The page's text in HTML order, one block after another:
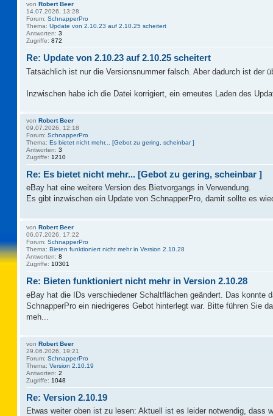
von Robert Beer
14.07.2026, 13:28
Forum: SchnapperPro
Thema: Update von 2.10.23 auf 2.10.25 scheitert
Antworten: 3
Zugriffe: 872
Re: Update von 2.10.23 auf 2.10.25 scheitert
Tatsächlich ist nur die Versionsnummer falsch. Aber dadurch ist der
Inzwischen habe ich die Datei korrigiert, ein erneutes Laden des
von Robert Beer
09.07.2026, 12:18
Forum: SchnapperPro
Thema: Es bietet nicht mehr... [Gebot zu gering, scheinbar ]
Antworten: 3
Zugriffe: 1210
Re: Es bietet nicht mehr... [Gebot zu gering, scheinbar ]
eBay hat eine weitere Version des Bietvorgangs in Verwendung.
Es gibt inzwischen ein Update von SchnapperPro, damit sollte es
von Robert Beer
06.07.2026, 17:22
Forum: SchnapperPro
Thema: Bieten funktioniert nicht mehr in Version 2.10.28
Antworten: 8
Zugriffe: 10301
Re: Bieten funktioniert nicht mehr in Version 2.10.28
eBay hat die IDs verschiedener Schaltflächen geändert. Das konnte
SchnapperPro ein niedrigeres Gebot hinterlegt war. Bitte führen Sie
meh...
von Robert Beer
29.06.2026, 19:21
Forum: SchnapperPro
Thema: Version 2.10.19
Antworten: 2
Zugriffe: 1048
Re: Version 2.10.19
Etwas weiter oben ist zu lesen: Aktuell ist es leider notwendig, dass